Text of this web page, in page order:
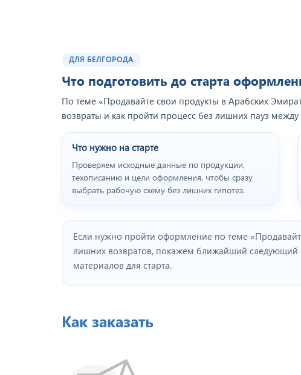
ДЛЯ БЕЛГОРОДА
Что подготовить до старта
По теме «Продавайте свои продукты в Арабских
возвраты и как пройти процесс без лишних пауз между
Что нужно на старте
Проверяем исходные данные по продукции,
техописанию и цели оформления, чтобы сразу
выбрать рабочую схему без лишних гипотез.
Если нужно пройти оформление по теме
лишних возвратов, покажем ближайший
материалов для старта.
Как заказать